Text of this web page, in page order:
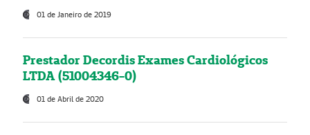
01 de Janeiro de 2019
Prestador Decordis Exames Cardiológicos
LTDA (51004346-0)
01 de Abril de 2020